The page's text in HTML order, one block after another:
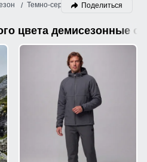
Темно-серый Поделиться
цвета демисезонные